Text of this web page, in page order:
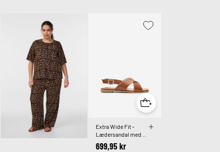
Extra Wide Fit -
Lædersandal med
krydsremme
699,95 kr